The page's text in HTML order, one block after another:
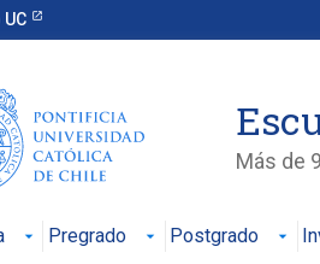
Más de
Pregrado Postgrado